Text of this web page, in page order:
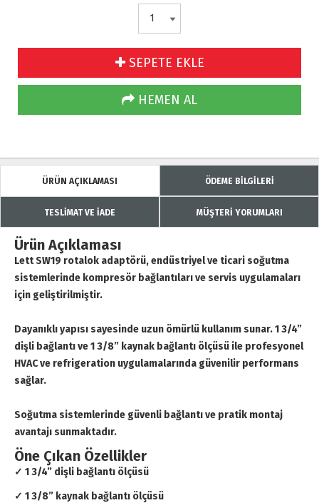
SEPETE EKLE
HEMEN AL
ÜRÜN AÇIKLAMASI ÖDEME BİLGİLERİ
TESLİMAT VE İADE MÜŞTERİ YORUMLARI
Ürün Açıklaması
Lett SW19 rotalok adaptörü, endüstriyel ve ticari soğutma
sistemlerinde kompresör bağlantıları ve servis uygulamaları
için geliştirilmiştir.
Dayanıklı yapısı sayesinde uzun ömürlü kullanım sunar. 1 3/4”
dişli bağlantı ve 1 3/8” kaynak bağlantı ölçüsü ile profesyonel
HVAC ve refrigeration uygulamalarında güvenilir performans
sağlar.
Soğutma sistemlerinde güvenli bağlantı ve pratik montaj
avantajı sunmaktadır.
Öne Çıkan Özellikler
✓ 1 3/4” dişli bağlantı ölçüsü
✓ 1 3/8” kaynak bağlantı ölçüsü